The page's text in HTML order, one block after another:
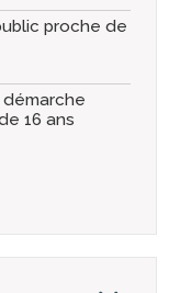
proche de
16 ans